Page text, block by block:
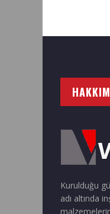
Kurulduğu
adı altında